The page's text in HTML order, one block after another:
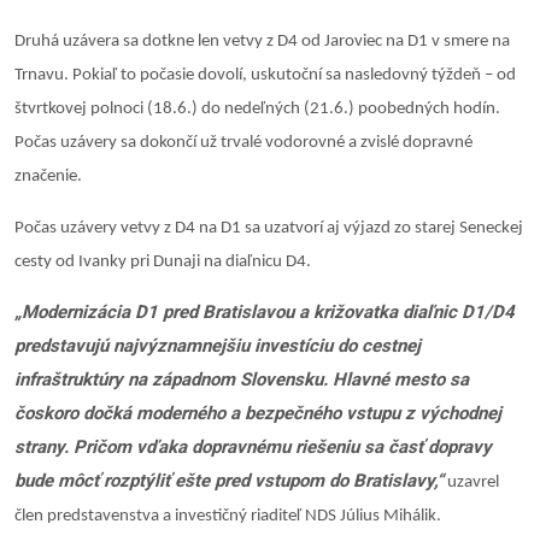
Druhá uzávera sa dotkne len vetvy z D4 od Jaroviec na D1 v smere na
Trnavu. Pokiaľ to počasie dovolí, uskutoční sa nasledovný týždeň – od
štvrtkovej polnoci (18.6.) do nedeľných (21.6.) poobedných hodín.
Počas uzávery sa dokončí už trvalé vodorovné a zvislé dopravné
značenie.
Počas uzávery vetvy z D4 na D1 sa uzatvorí aj výjazd zo starej Seneckej
cesty od Ivanky pri Dunaji na diaľnicu D4.
„Modernizácia D1 pred Bratislavou a križovatka diaľnic D1/D4
predstavujú najvýznamnejšiu investíciu do cestnej
infraštruktúry na západnom Slovensku. Hlavné mesto sa
čoskoro dočká moderného a bezpečného vstupu z východnej
strany. Pričom vďaka dopravnému riešeniu sa časť dopravy
bude môcť rozptýliť ešte pred vstupom do Bratislavy,“uzavrel
člen predstavenstva a investičný riaditeľ NDS Július Mihálik.